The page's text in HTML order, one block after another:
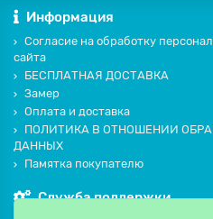
Информация
Согласие на обработку
сайта
БЕСПЛАТНАЯ ДОСТАВКА
Замер
Оплата и доставка
ПОЛИТИКА В ОТНОШЕНИИ
ДАННЫХ
Памятка покупателю
Служба поддержки